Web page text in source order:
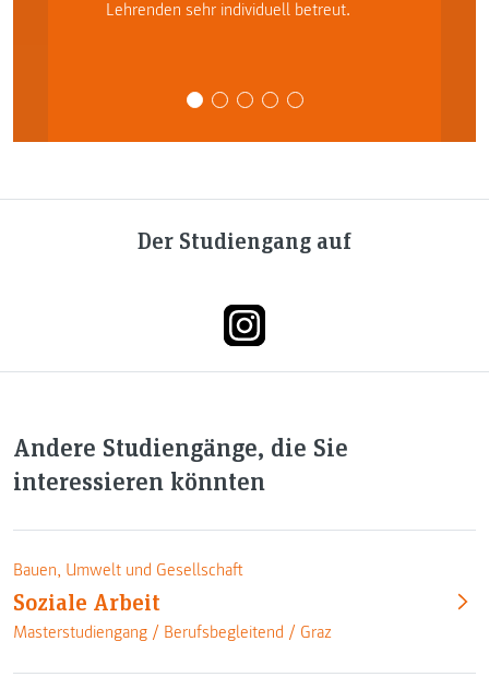
Lehrenden sehr individuell betreut.
Der Studiengang auf
Andere Studiengänge, die Sie
interessieren könnten
Bauen, Umwelt und Gesellschaft
Soziale Arbeit
Masterstudiengang / Berufsbegleitend / Graz